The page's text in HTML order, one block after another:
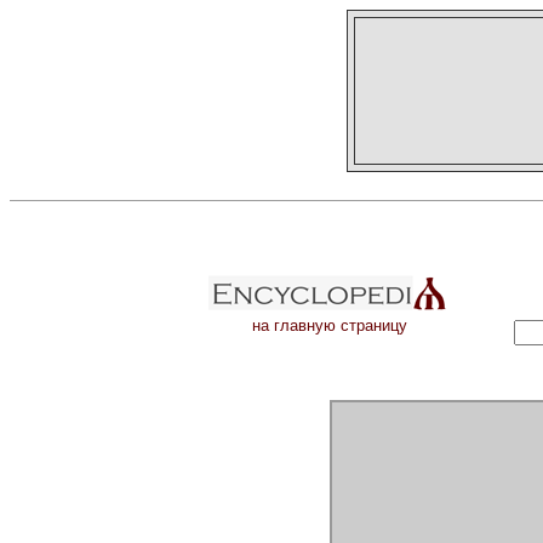
на главную страницу